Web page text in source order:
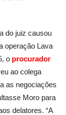
do juiz causou
operação Lava
o procurador
ao colega
as negociações
Moro para
delatores. “A